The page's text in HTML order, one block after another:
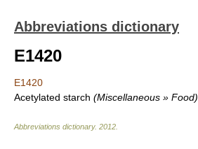
Abbreviations dictionary
E1420
E1420
Acetylated starch (Miscellaneous » Food)
Abbreviations dictionary. 2012